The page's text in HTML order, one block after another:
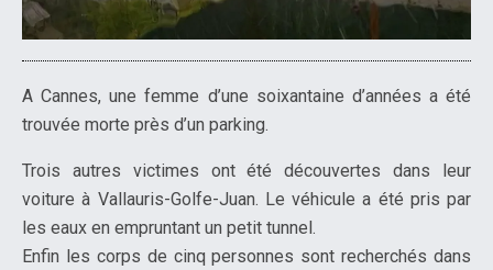
A Cannes, une femme d’une soixantaine d’années a été
trouvée morte près d’un parking.
Trois autres victimes ont été découvertes dans leur
voiture à Vallauris-Golfe-Juan. Le véhicule a été pris par
les eaux en empruntant un petit tunnel.
Enfin les corps de cinq personnes sont recherchés dans